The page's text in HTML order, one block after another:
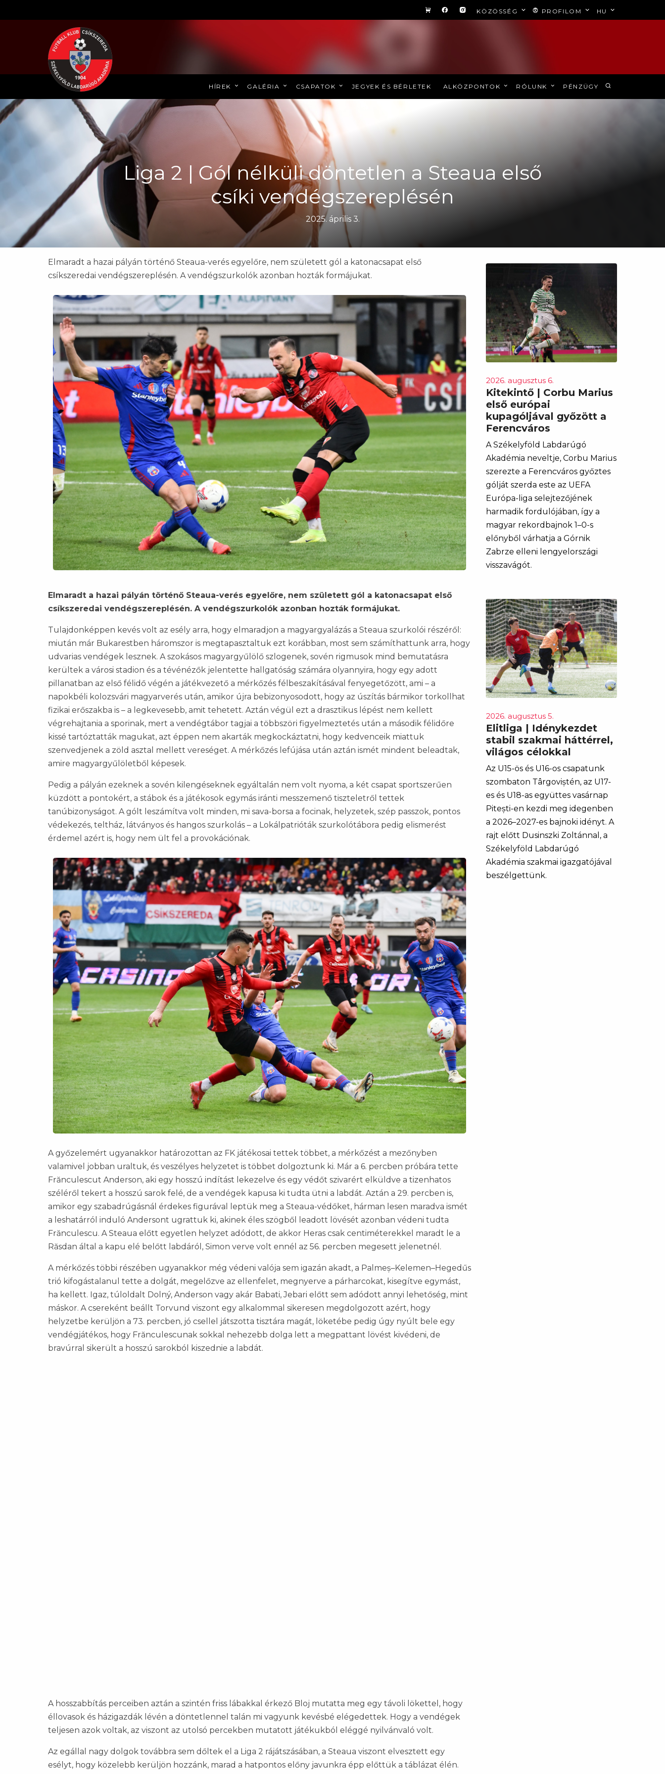
KÖZÖSSÉG PROFILOM HU
HÍREK GALÉRIA CSAPATOK JEGYEK ÉS BÉRLETEK ALKÖZPONTOK RÓLUNK PÉNZÜGY
Liga 2 | Gól nélküli döntetlen a Steaua első
csíki vendégszereplésén
2025. április 3.
Elmaradt a hazai pályán történő Steaua-verés egyelőre, nem született gól a katonacsapat első
csíkszeredai vendégszereplésén. A vendégszurkolók azonban hozták formájukat.
Elmaradt a hazai pályán történő Steaua-verés egyelőre, nem született gól a katonacsapat első
csíkszeredai vendégszereplésén. A vendégszurkolók azonban hozták formájukat.
Tulajdonképpen kevés volt az esély arra, hogy elmaradjon a magyargyalázás a Steaua szurkolói részéről:
miután már Bukarestben háromszor is megtapasztaltuk ezt korábban, most sem számíthattunk arra, hogy
udvarias vendégek lesznek. A szokásos magyargyűlölő szlogenek, sovén rigmusok mind bemutatásra
kerültek a városi stadion és a tévénézők jelentette hallgatóság számára olyannyira, hogy egy adott
pillanatban az első félidő végén a játékvezető a mérkőzés félbeszakításával fenyegetőzött, ami – a
napokbéli kolozsvári magyarverés után, amikor újra bebizonyosodott, hogy az úszítás bármikor torkollhat
fizikai erőszakba is – a legkevesebb, amit tehetett. Aztán végül ezt a drasztikus lépést nem kellett
végrehajtania a sporinak, mert a vendégtábor tagjai a többszöri figyelmeztetés után a második félidőre
kissé tartóztatták magukat, azt éppen nem akarták megkockáztatni, hogy kedvenceik miattuk
szenvedjenek a zöld asztal mellett vereséget. A mérkőzés lefújása után aztán ismét mindent beleadtak,
amire magyargyűlöletből képesek.
Pedig a pályán ezeknek a sovén kilengéseknek egyáltalán nem volt nyoma, a két csapat sportszerűen
küzdött a pontokért, a stábok és a játékosok egymás iránti messzemenő tiszteletről tettek
tanúbizonyságot. A gólt leszámítva volt minden, mi sava-borsa a focinak, helyzetek, szép passzok, pontos
védekezés, teltház, látványos és hangos szurkolás – a Lokálpatrióták szurkolótábora pedig elismerést
érdemel azért is, hogy nem ült fel a provokációnak.
A győzelemért ugyanakkor határozottan az FK játékosai tettek többet, a mérkőzést a mezőnyben
valamivel jobban uraltuk, és veszélyes helyzetet is többet dolgoztunk ki. Már a 6. percben próbára tette
Frănculescut Anderson, aki egy hosszú indítást lekezelve és egy védőt szivarért elküldve a tizenhatos
széléről tekert a hosszú sarok felé, de a vendégek kapusa ki tudta ütni a labdát. Aztán a 29. percben is,
amikor egy szabadrúgásnál érdekes figurával leptük meg a Steaua-védőket, hárman lesen maradva ismét
a leshatárról induló Andersont ugrattuk ki, akinek éles szögből leadott lövését azonban védeni tudta
Frănculescu. A Steaua előtt egyetlen helyzet adódott, de akkor Heras csak centiméterekkel maradt le a
Răsdan által a kapu elé belőtt labdáról, Simon verve volt ennél az 56. percben megesett jelenetnél.
A mérkőzés többi részében ugyanakkor még védeni valója sem igazán akadt, a Palmeș–Kelemen–Hegedűs
trió kifogástalanul tette a dolgát, megelőzve az ellenfelet, megnyerve a párharcokat, kisegítve egymást,
ha kellett. Igaz, túloldalt Dolný, Anderson vagy akár Babati, Jebari előtt sem adódott annyi lehetőség, mint
máskor. A csereként beállt Torvund viszont egy alkalommal sikeresen megdolgozott azért, hogy
helyzetbe kerüljön a 73. percben, jó csellel játszotta tisztára magát, löketébe pedig úgy nyúlt bele egy
vendégjátékos, hogy Frănculescunak sokkal nehezebb dolga lett a megpattant lövést kivédeni, de
bravúrral sikerült a hosszú sarokból kiszednie a labdát.
A hosszabbítás perceiben aztán a szintén friss lábakkal érkező Bloj mutatta meg egy távoli lökettel, hogy
éllovasok és házigazdák lévén a döntetlennel talán mi vagyunk kevésbé elégedettek. Hogy a vendégek
teljesen azok voltak, az viszont az utolsó percekben mutatott játékukból eléggé nyilvánvaló volt.
Az egállal nagy dolgok továbbra sem dőltek el a Liga 2 rájátszásában, a Steaua viszont elvesztett egy
esélyt, hogy közelebb kerüljön hozzánk, marad a hatpontos előny javunkra épp előttük a táblázat élén.
2026. augusztus 6.
Kitekintő | Corbu Marius
első európai
kupagóljával győzött a
Ferencváros
A Székelyföld Labdarúgó
Akadémia neveltje, Corbu Marius
szerezte a Ferencváros győztes
gólját szerda este az UEFA
Európa-liga selejtezőjének
harmadik fordulójában, így a
magyar rekordbajnok 1–0-s
előnyből várhatja a Górnik
Zabrze elleni lengyelországi
visszavágót.
2026. augusztus 5.
Elitliga | Idénykezdet
stabil szakmai háttérrel,
világos célokkal
Az U15-ös és U16-os csapatunk
szombaton Târgoviștén, az U17-
es és U18-as együttes vasárnap
Pitești-en kezdi meg idegenben
a 2026–2027-es bajnoki idényt. A
rajt előtt Dusinszki Zoltánnal, a
Székelyföld Labdarúgó
Akadémia szakmai igazgatójával
beszélgettünk.